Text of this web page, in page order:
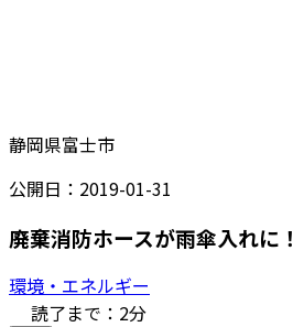
静岡県富士市
公開日： 2019-01-31
廃棄消防ホースが雨傘入れに！
環境・エネルギー
読了まで： 2分